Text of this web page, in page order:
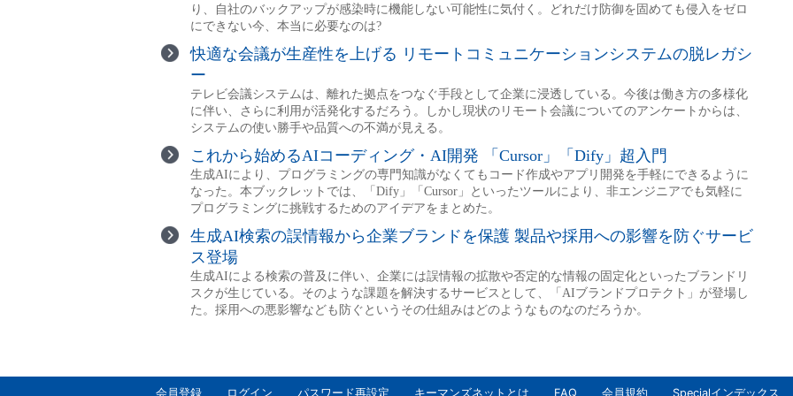
会員登録 ログイン パスワード再設定 キーマンズネットとは FAQ 会員規約 Specialインデックス